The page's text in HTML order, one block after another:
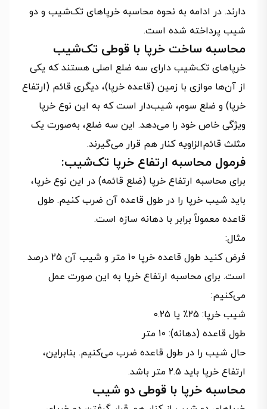
دارند. در ادامه به نحوه محاسبه خرپاهای تک‌شیب و دو
شیب پرداخته شده است.
محاسبه ساخت خرپا با قوطی تک‌شیب
خرپاهای تک‌شیب دارای سه ضلع اصلی هستند که یکی
از آن‌ها موازی با زمین (قاعده خرپا)، دیگری قائم (ارتفاع
خرپا) و ضلع سوم، شیب‌دار است که به این نوع خرپا
ویژگی خاص خود را می‌دهد. این سه ضلع، به‌صورت یک
مثلث قائم‌الزاویه کنار هم قرار می‌گیرند.
فرمول محاسبه ارتفاع خرپا تک‌شیب:
برای محاسبه ارتفاع خرپا (ضلع قائمه) در این نوع خرپا،
باید شیب خرپا را در طول قاعده آن ضرب کنیم. طول
قاعده معمولاً برابر با دهانه سازه است.
مثال:
فرض کنید طول قاعده خرپا 10 متر و شیب آن 25 درصد
است. برای محاسبه ارتفاع خرپا به این صورت عمل
می‌کنیم:
شیب خرپا: 25٪ یا 0.25
طول قاعده (دهانه): 10 متر
حال شیب را در طول قاعده ضرب می‌کنیم. بنابراین،
ارتفاع خرپا باید 2.5 متر باشد.
محاسبه خرپا با قوطی دو شیب